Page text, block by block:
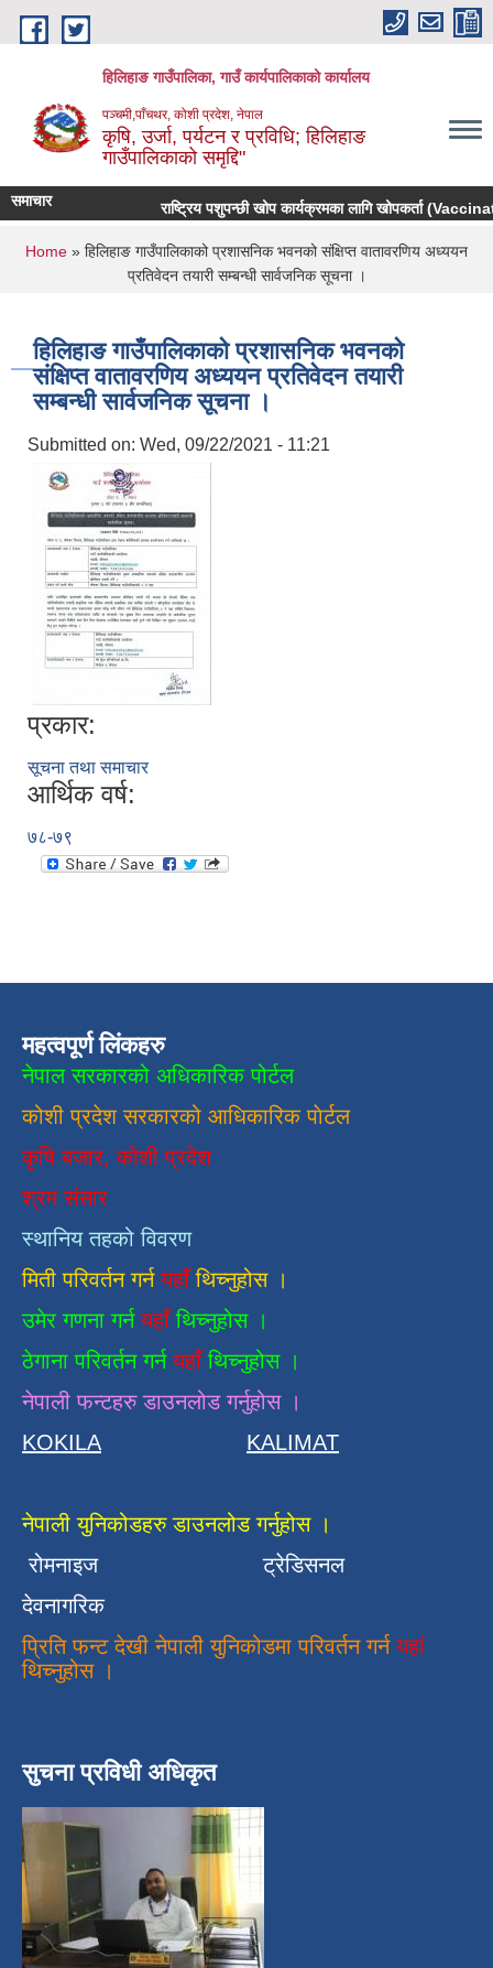
Skip to main content
हिलिहाङ गाउँपालिका, गाउँ कार्यपालिकाको कार्यालय
पञ्चमी,पाँचथर, कोशी प्रदेश, नेपाल
कृषि, उर्जा, पर्यटन र प्रविधि; हिलिहाङ
गाउँपालिकाको समृद्दि"
समाचार राष्ट्रिय पशुपन्छी खोप कार्यक्रमका लागि खोपकर्ता
You are here
Home » हिलिहाङ गाउँपालिकाको प्रशासनिक भवनको संक्षिप्त वातावरणिय अध्ययन
प्रतिवेदन तयारी सम्बन्धी सार्वजनिक सूचना ।
हिलिहाङ गाउँपालिकाको प्रशासनिक भवनको
संक्षिप्त वातावरणिय अध्ययन प्रतिवेदन तयारी
सम्बन्धी सार्वजनिक सूचना ।
Submitted on: Wed, 09/22/2021 - 11:21
प्रकार:
सूचना तथा समाचार
आर्थिक वर्ष:
७८-७९
महत्वपूर्ण लिंकहरु
नेपाल सरकारको अधिकारिक पोर्टल
कोशी प्रदेश सरकारको आधिकारिकपाेर्टल
कृषि बजार, कोशी प्रदेश
श्रम संसार
स्थानिय तहको विवरण
मिती परिवर्तन गर्न यहाँ थिच्नुहोस ।
उमेर गणना गर्नयहाँथिच्नुहोस ।
ठेगाना परिवर्तन गर्नयहाँ थिच्नुहोस ।
नेपाली फन्टहरु डाउनलोड गर्नुहोस ।
KOKILA
KALIMAT
नेपाली युनिकोडहरु डाउनलोड गर्नुहोस ।
रोमनाइज
ट्रेडिसनल
देवनागरिक
प्रिति फन्ट देखी नेपाली युनिकोडमा परिवर्तन गर्न यहां
थिच्नुहोस ।
सुचना प्रविधी अधिकृत